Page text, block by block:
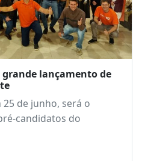
lançamento de
de junho, será o
candidatos do